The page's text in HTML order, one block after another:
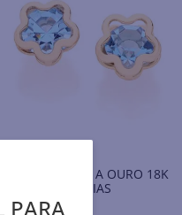
BANHADO A OURO 18K
COM ZIRCÔNIAS
PARA